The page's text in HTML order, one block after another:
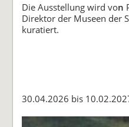
Die Ausstellung wird von
Direktor der Museen der
kuratiert.
30.04.2026 bis